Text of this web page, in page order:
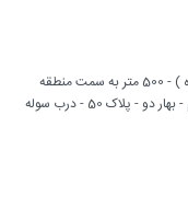
آدرس کارخانه : اصفهان - فلکه تاکسیرانی ( شهید فهمیده ) - 500 متر به سمت منطقه
صنعتی دولت آباد - خیابان مالک اشتر (14) - فرعی دوم - بهار دو - پلاک 50 - درب سوله